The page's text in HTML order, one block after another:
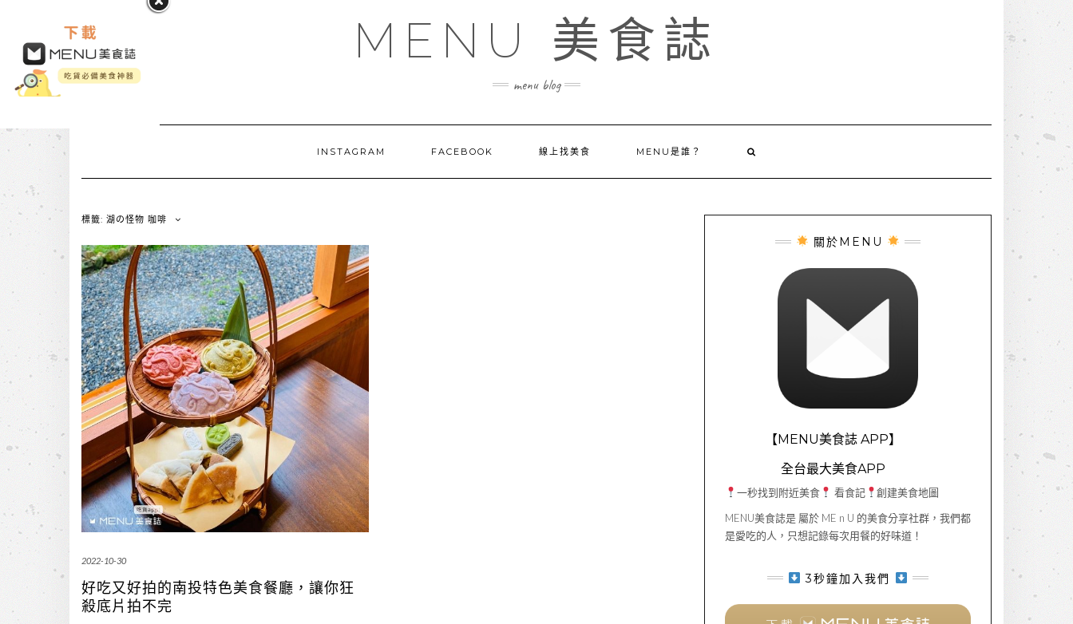
MENU 美食誌
menu blog
INSTAGRAM FACEBOOK 線上找美食 MENU是誰？
標籤: 湖の怪物 咖啡
2022-10-30
好吃又好拍的南投特色美食餐廳，讓你狂
殺底片拍不完
關於MENU
【MENU美食誌 APP】
全台最大美食APP
一秒找到附近美食 看食記
創建美食地圖
MENU美食誌是 屬於 ME n U 的美食分享社群，我們都
是愛吃的人，只想記錄每次用餐的好味道！
3秒鐘加入我們